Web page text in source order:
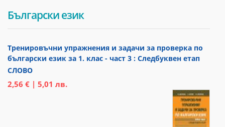
Български език
Тренировъчни упражнения и задачи за проверка по
български език за 1. клас - част 3 : Следбуквен етап
СЛОВО
2,56 € | 5,01 лв.